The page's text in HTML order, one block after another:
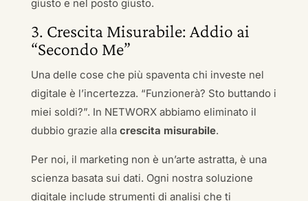
giusto e nel posto giusto.
3. Crescita Misurabile: Addio ai
“Secondo Me”
Una delle cose che più spaventa chi investe nel
digitale è l’incertezza. “Funzionerà? Sto buttando i
miei soldi?”. In NETWORX abbiamo eliminato il
dubbio grazie alla crescita misurabile.
Per noi, il marketing non è un’arte astratta, è una
scienza basata sui dati. Ogni nostra soluzione
digitale include strumenti di analisi che ti